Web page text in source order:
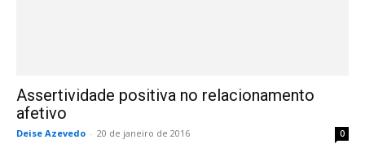
Assertividade positiva no relacionamento
afetivo
Deise Azevedo - 20 de janeiro de 2016 0